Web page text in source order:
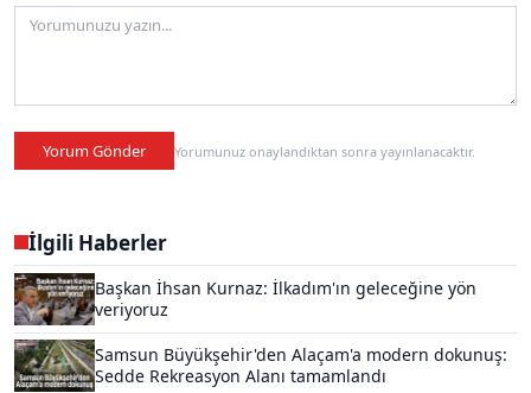
Yorum Gönder Yorumunuz onaylandıktan sonra yayınlanacaktır.
İlgili Haberler
Başkan İhsan Kurnaz: İlkadım'ın geleceğine yön
veriyoruz
Samsun Büyükşehir'den Alaçam'a modern dokunuş:
Sedde Rekreasyon Alanı tamamlandı